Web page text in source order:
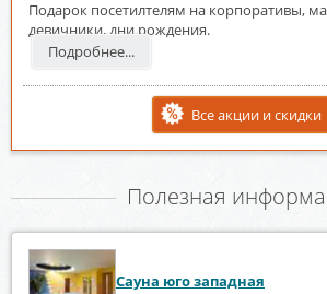
Подарок посетилтелям на корпоративы,
девичники, дни рождения.
Подробнее...
Все акции и скидки
Полезная
Сауна юго западная